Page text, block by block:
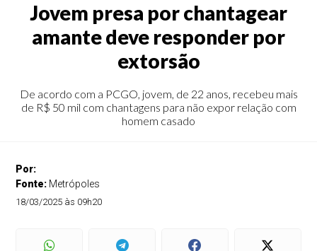
Jovem presa por chantagear
amante deve responder por
extorsão
De acordo com a PCGO, jovem, de 22 anos, recebeu mais
de R$ 50 mil com chantagens para não expor relação com
homem casado
Por:
Fonte: Metrópoles
18/03/2025 às 09h20